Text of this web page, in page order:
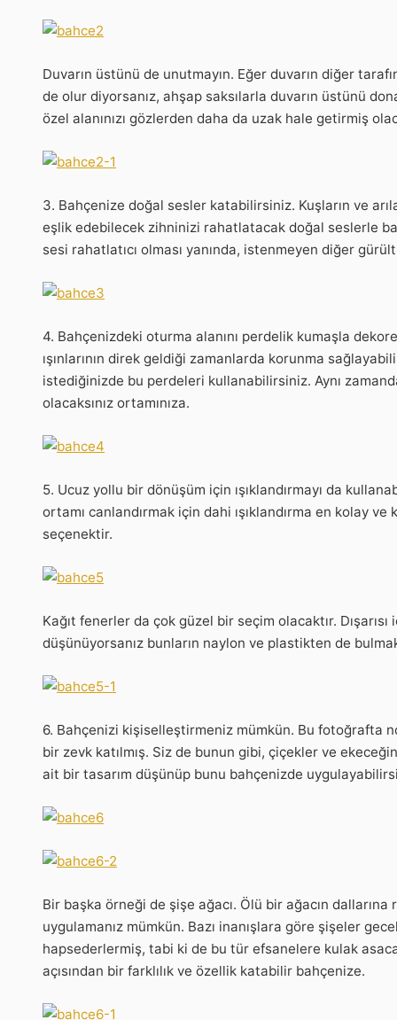
Duvarın üstünü de unutmayın. Eğer duvarın diğer
de olur diyorsanız, ahşap saksılarla duvarın üstünü
özel alanınızı gözlerden daha da uzak hale getirmiş
3. Bahçenize doğal sesler katabilirsiniz. Kuşların ve
eşlik edebilecek zihninizi rahatlatacak doğal seslerle
sesi rahatlatıcı olması yanında, istenmeyen diğer
4. Bahçenizdeki oturma alanını perdelik kumaşla
ışınlarının direk geldiği zamanlarda korunma
istediğinizde bu perdeleri kullanabilirsiniz. Aynı
olacaksınız ortamınıza.
5. Ucuz yollu bir dönüşüm için ışıklandırmayı da
ortamı canlandırmak için dahi ışıklandırma en kolay
seçenektir.
Kağıt fenerler da çok güzel bir seçim olacaktır. Dışarısı
düşünüyorsanız bunların naylon ve plastikten de
6. Bahçenizi kişiselleştirmeniz mümkün. Bu fotoğrafta
bir zevk katılmış. Siz de bunun gibi, çiçekler ve
ait bir tasarım düşünüp bunu bahçenizde
Bir başka örneği de şişe ağacı. Ölü bir ağacın
uygulamanız mümkün. Bazı inanışlara göre şişeler
hapsederlermiş, tabi ki de bu tür efsanelere kulak
açısından bir farklılık ve özellik katabilir bahçenize.